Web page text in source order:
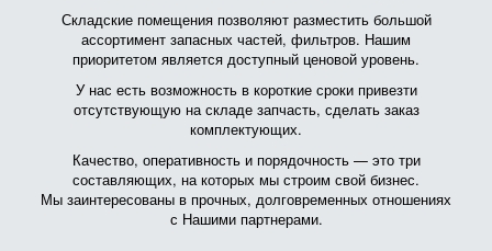
Складские помещения позволяют разместить большой
ассортимент запасных частей, фильтров. Нашим
приоритетом является доступный ценовой уровень.
У нас есть возможность в короткие сроки привезти
отсутствующую на складе запчасть, сделать заказ
комплектующих.
Качество, оперативность и порядочность — это три
составляющих, на которых мы строим свой бизнес.
Мы заинтересованы в прочных, долговременных отношениях
с Нашими партнерами.